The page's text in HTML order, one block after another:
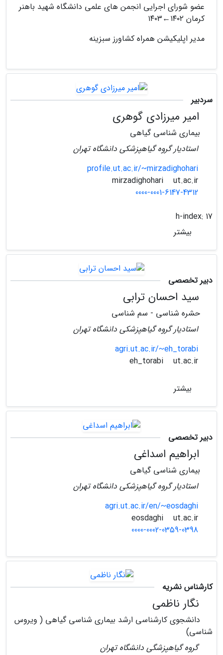
عضو شورای اجرایی انجمن های علمی دانشگاه شهید باهنر
کرمان ۱۴۰۲←۱۴۰۳
مدیر اپلیکیشن همراه کشاورز سبزینه
سردبیر
امیر میرزادی گوهری
بیماری شناسی گیاهی
استادیار گروه گیاهپزشکی دانشگاه تهران
profile.ut.ac.ir/~mirzadighohari
ut.ac.ir
0000-0001-6147-4312
h-index: 17
بیشتر
دبیر تخصصی
سید احسان ترابی
حشره شناسی - سم شناسی
استادیار گروه گیاهپزشکی دانشگاه تهران
agri.ut.ac.ir/~eh_torabi
ut.ac.ir
بیشتر
دبیر تخصصی
ابراهیم اسداغی
بیماری شناسی گیاهی
استادیار گروه گیاهپزشکی دانشگاه تهران
agri.ut.ac.ir/en/~eosdaghi
ut.ac.ir
0000-0002-0359-0398
کارشناس نشریه
نگار ناظمی
دانشجوی کارشناسی ارشد بیماری شناسی گیاهی ( ویروس
شناسی)
گروه گیاهپزشگی دانشگاه تهران